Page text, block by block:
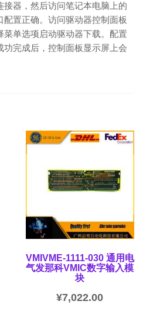
器，然后访问笔记本电脑上的
置正确。访问驱动器控制面板
菜单选项启动驱动器下载。配置
完成后，控制面板显示屏上会
VMIVME-1111-030 通用电
气发那科VMIC数字输入模
块
¥7,022.00